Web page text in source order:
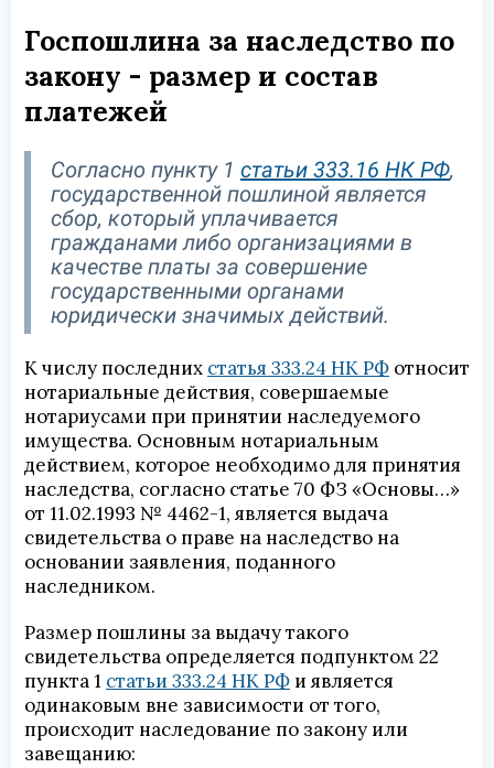
Госпошлина за наследство по
закону - размер и состав
платежей
Согласно пункту 1 статьи 333.16 НК РФ,
государственной пошлиной является
сбор, который уплачивается
гражданами либо организациями в
качестве платы за совершение
государственными органами
юридически значимых действий.
К числу последних статья 333.24 НК РФ относит
нотариальные действия, совершаемые
нотариусами при принятии наследуемого
имущества. Основным нотариальным
действием, которое необходимо для принятия
наследства, согласно статье 70 ФЗ «Основы…»
от 11.02.1993 № 4462-1, является выдача
свидетельства о праве на наследство на
основании заявления, поданного
наследником.
Размер пошлины за выдачу такого
свидетельства определяется подпунктом 22
пункта 1 статьи 333.24 НК РФ и является
одинаковым вне зависимости от того,
происходит наследование по закону или
завещанию: